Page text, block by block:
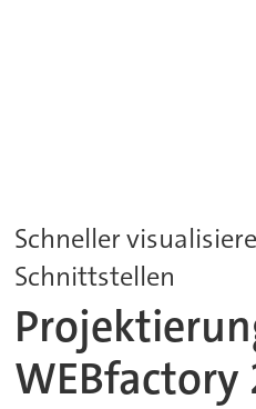
Schneller
Schnittstellen
WEBfactory